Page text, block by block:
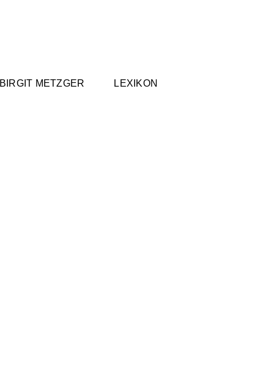
BIRGIT METZGER LEXIKON